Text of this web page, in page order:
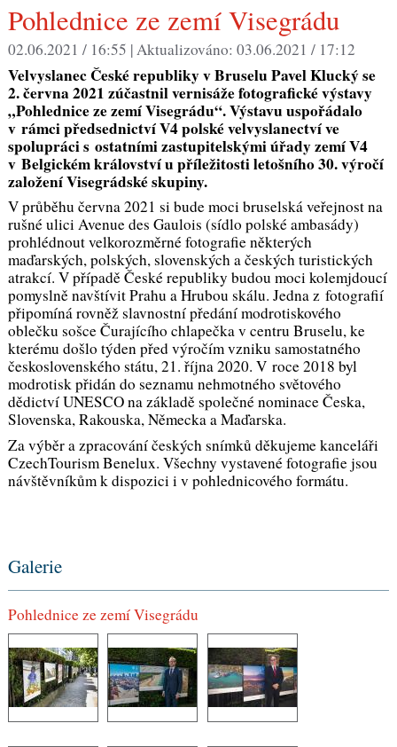
Pohlednice ze zemí Visegrádu
02.06.2021 / 16:55 |Aktualizováno: 03.06.2021 / 17:12
Velvyslanec ČeskérepublikyvBruseluPavel Kluckýse
2. června 2021 zúčastnilvernisážefotografickévýstavy
„Pohlednice ze zemí Visegrádu“. Výstavu uspořádalo
v rámci předsednictví V4polské velvyslanectví ve
spolupráci s ostatními zastupitelskými úřady zemí V4
v Belgickém královstvíu příležitosti letošního30. výročí
založení Visegrádské skupiny.
V průběhu června 2021 si bude moci bruselská veřejnost na
rušné ulici Avenue des Gaulois (sídlo polské ambasády)
prohlédnout velkorozměrné fotografie některých
maďarských, polských, slovenských a českých turistických
atrakcí. V případě České republiky budou moci kolemjdoucí
pomyslně navštívit Prahu a Hrubou skálu. Jedna z fotografií
připomíná rovněž slavnostní předání modrotiskového
oblečku sošce Čurajícího chlapečka v centru Bruselu, ke
kterému došlo týden před výročím vzniku samostatného
československého státu, 21. října 2020. V roce 2018 byl
modrotisk přidán do seznamu nehmotného světového
dědictví UNESCO na základě společné nominace Česka,
Slovenska, Rakouska, Německa a Maďarska.
Za výběr a zpracování českých snímků děkujeme kanceláři
CzechTourism Benelux. Všechny vystavené fotografie jsou
návštěvníkům k dispozici i v pohlednicového formátu.
Galerie
Pohlednice ze zemí Visegrádu